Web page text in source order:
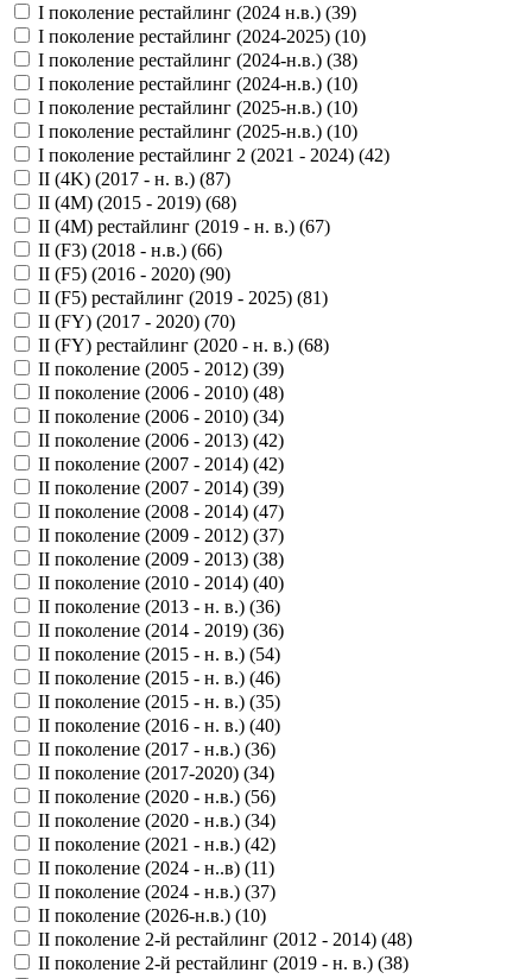
I поколение рестайлинг (2024 н.в.) (39)
I поколение рестайлинг (2024-2025) (10)
I поколение рестайлинг (2024-н.в.) (38)
I поколение рестайлинг (2024-н.в.) (10)
I поколение рестайлинг (2025-н.в.) (10)
I поколение рестайлинг (2025-н.в.) (10)
I поколение рестайлинг 2 (2021 - 2024) (42)
II (4K) (2017 - н. в.) (87)
II (4M) (2015 - 2019) (68)
II (4M) рестайлинг (2019 - н. в.) (67)
II (F3) (2018 - н.в.) (66)
II (F5) (2016 - 2020) (90)
II (F5) рестайлинг (2019 - 2025) (81)
II (FY) (2017 - 2020) (70)
II (FY) рестайлинг (2020 - н. в.) (68)
II поколение (2005 - 2012) (39)
II поколение (2006 - 2010) (48)
II поколение (2006 - 2010) (34)
II поколение (2006 - 2013) (42)
II поколение (2007 - 2014) (42)
II поколение (2007 - 2014) (39)
II поколение (2008 - 2014) (47)
II поколение (2009 - 2012) (37)
II поколение (2009 - 2013) (38)
II поколение (2010 - 2014) (40)
II поколение (2013 - н. в.) (36)
II поколение (2014 - 2019) (36)
II поколение (2015 - н. в.) (54)
II поколение (2015 - н. в.) (46)
II поколение (2015 - н. в.) (35)
II поколение (2016 - н. в.) (40)
II поколение (2017 - н.в.) (36)
II поколение (2017-2020) (34)
II поколение (2020 - н.в.) (56)
II поколение (2020 - н.в.) (34)
II поколение (2021 - н.в.) (42)
II поколение (2024 - н..в) (11)
II поколение (2024 - н.в.) (37)
II поколение (2026-н.в.) (10)
II поколение 2-й рестайлинг (2012 - 2014) (48)
II поколение 2-й рестайлинг (2019 - н. в.) (38)